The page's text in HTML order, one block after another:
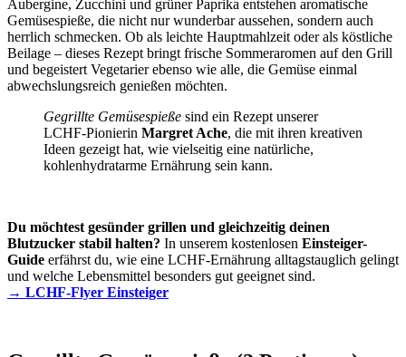
Aubergine, Zucchini und grüner Paprika entstehen aromatische
Gemüsespieße, die nicht nur wunderbar aussehen, sondern auch
herrlich schmecken. Ob als leichte Hauptmahlzeit oder als köstliche
Beilage – dieses Rezept bringt frische Sommeraromen auf den Grill
und begeistert Vegetarier ebenso wie alle, die Gemüse einmal
abwechslungsreich genießen möchten.
Gegrillte Gemüsespieße sind ein Rezept unserer
LCHF-Pionierin Margret Ache, die mit ihren kreativen
Ideen gezeigt hat, wie vielseitig eine natürliche,
kohlenhydratarme Ernährung sein kann.
Du möchtest gesünder grillen und gleichzeitig deinen
Blutzucker stabil halten? In unserem kostenlosen Einsteiger-
Guide erfährst du, wie eine LCHF-Ernährung alltagstauglich gelingt
und welche Lebensmittel besonders gut geeignet sind.
→ LCHF-Flyer Einsteiger